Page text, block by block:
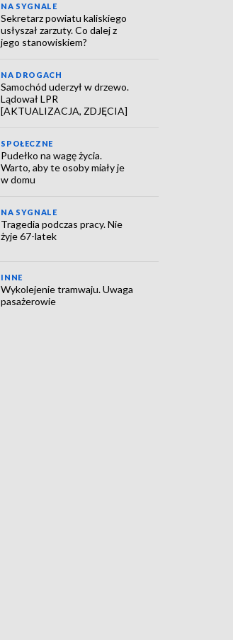
NA SYGNALE
Sekretarz powiatu kaliskiego
usłyszał zarzuty. Co dalej z
jego stanowiskiem?
NA DROGACH
Samochód uderzył w drzewo.
Lądował LPR
[AKTUALIZACJA, ZDJĘCIA]
SPOŁECZNE
Pudełko na wagę życia.
Warto, aby te osoby miały je
w domu
NA SYGNALE
Tragedia podczas pracy. Nie
żyje 67-latek
INNE
Wykolejenie tramwaju. Uwaga
pasażerowie